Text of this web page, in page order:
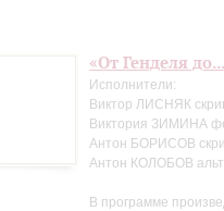
«От Генделя
Исполнители:
Виктор ЛИСНЯК
Виктория ЗИМИНА
Антон БОРИСОВ
Антон КОЛОБОВ альт
В программе